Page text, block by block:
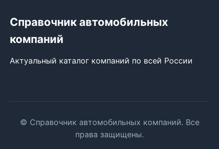
Справочник автомобильных
компаний
Актуальный каталог компаний по всей России
© Справочник автомобильных компаний. Все
права защищены.